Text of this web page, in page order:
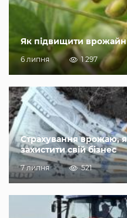
Як підвищити
6 липня 1 297
Страхування врожаю,
захистити свій бізнес
7 липня 521